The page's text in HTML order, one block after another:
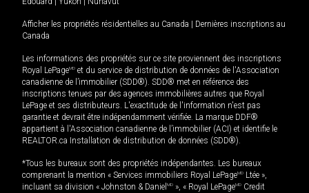
Afficher les propriétés résidentielles au Canada
Dernières inscriptions au
Canada
Les informations des propriétés sur ce site proviennent des inscriptions
Royal LePageMD et du service de distribution de données de l'Association
canadienne de l’immobilier (SDD®). SDD® met en référence des
inscriptions tenues par des agences immobilières autres que Royal
LePage et ses distributeurs. L'exactitude de l'information n'est pas
garantie et devrait être indépendamment vérifiée. La marque DDF®
appartient à l'Association canadienne de l’immobilier (ACI) et identifie le
REALTOR.ca Installation de distribution de données (SDD®).
*Tous les bureaux sont des propriétés indépendantes. Les bureaux
comprenant la mention « Services immobiliers Royal LePageMD Ltée »,
incluant sa division « Johnston & Daniel MD », « Royal LePageMD Credit